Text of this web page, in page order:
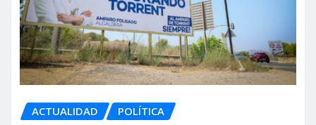
ACTUALIDAD POLÍTICA